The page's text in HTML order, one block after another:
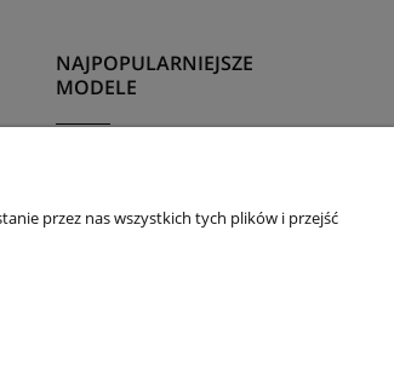
NAJPOPULARNIEJSZE
MODELE
Porsche 914
przez nas wszystkich tych plików i przejść